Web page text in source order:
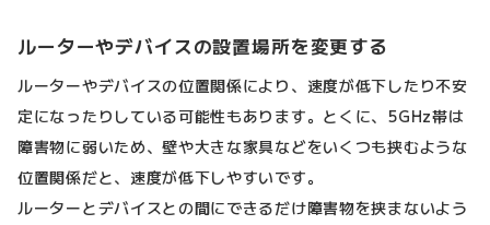
ルーターやデバイスの設置場所を変更する
ルーターやデバイスの位置関係により、速度が低下したり不安
定になったりしている可能性もあります。とくに、5GHz帯は
障害物に弱いため、壁や大きな家具などをいくつも挟むような
位置関係だと、速度が低下しやすいです。
ルーターとデバイスとの間にできるだけ障害物を挟まないよう